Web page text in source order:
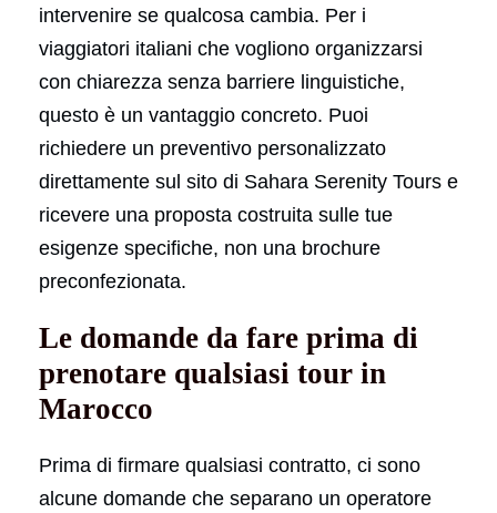
intervenire se qualcosa cambia. Per i
viaggiatori italiani che vogliono organizzarsi
con chiarezza senza barriere linguistiche,
questo è un vantaggio concreto. Puoi
richiedere un preventivo personalizzato
direttamente sul sito di Sahara Serenity Tours e
ricevere una proposta costruita sulle tue
esigenze specifiche, non una brochure
preconfezionata.
Le domande da fare prima di
prenotare qualsiasi tour in
Marocco
Prima di firmare qualsiasi contratto, ci sono
alcune domande che separano un operatore